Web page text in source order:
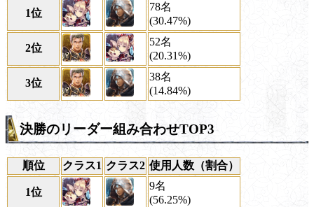
1位
78名
(30.47%)
2位
52名
(20.31%)
3位
38名
(14.84%)
決勝のリーダー組み合わせTOP3
順位 クラス1 クラス2 使用人数（割合）
1位
9名
(56.25%)